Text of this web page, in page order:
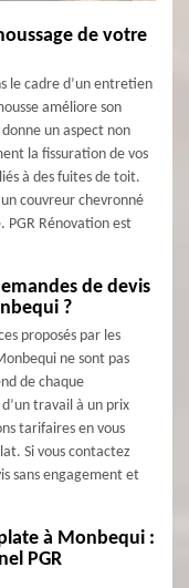
de votre
le cadre d’un entretien
améliore son
un aspect non
la fissuration de vos
à des fuites de toit.
couvreur chevronné
PGR Rénovation est
de devis
?
proposés par les
ne sont pas
de chaque
travail à un prix
tarifaires en vous
Si vous contactez
sans engagement et
à Monbequi :
PGR